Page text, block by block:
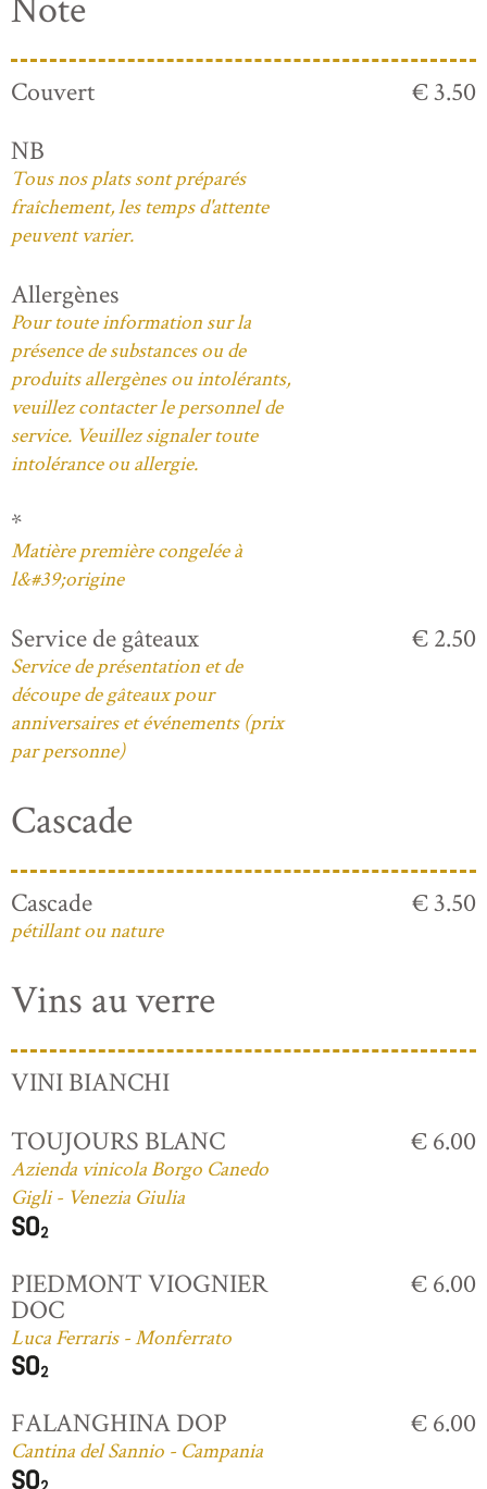
Note
Couvert
€ 3.50
NB
Tous nos plats sont préparés
fraîchement, les temps d'attente
peuvent varier.
Allergènes
Pour toute information sur la
présence de substances ou de
produits allergènes ou intolérants,
veuillez contacter le personnel de
service. Veuillez signaler toute
intolérance ou allergie.
*
Matière première congelée à
l&#39;origine
Service de gâteaux
Service de présentation et de
découpe de gâteaux pour
anniversaires et événements (prix
par personne)
€ 2.50
Cascade
Cascade
pétillant ou nature
€ 3.50
Vins au verre
VINI BIANCHI
TOUJOURS BLANC
Azienda vinicola Borgo Canedo
Gigli - Venezia Giulia
€ 6.00
PIEDMONT VIOGNIER
DOC
Luca Ferraris - Monferrato
€ 6.00
FALANGHINA DOP
Cantina del Sannio - Campania
€ 6.00